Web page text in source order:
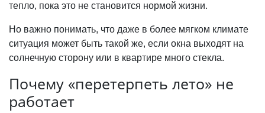
тепло, пока это не становится нормой жизни.
Но важно понимать, что даже в более мягком климате
ситуация может быть такой же, если окна выходят на
солнечную сторону или в квартире много стекла.
Почему «перетерпеть лето» не
работает